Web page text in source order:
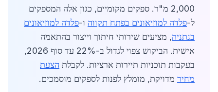
2,000 מ"ר. ספקים מקומיים, כגון אלה המספקים
ל-פלדה למוזיאונים בפתח תקווה ו-פלדה למוזיאונים
בנתניה, מציעים שירותי חיתוך וייצור בהתאמה
אישית. הביקוש צפוי לגדול ב-22% עד סוף 2026,
בעקבות תוכניות תיירות ארציות. לקבלת הצעת
מחיר מדויקת, מומלץ לפנות לספקים מוסמכים.